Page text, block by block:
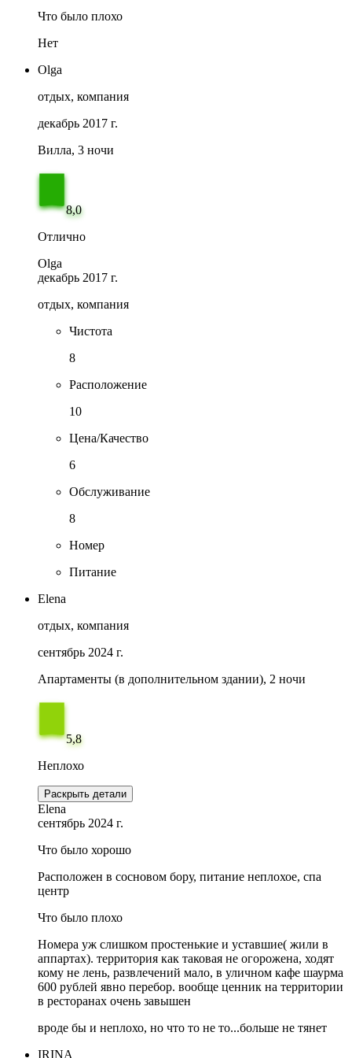
Что было плохо
Нет
Olga
отдых, компания
декабрь 2017 г.
Вилла, 3 ночи
8,0
Отлично
Olga
декабрь 2017 г.
отдых, компания
Чистота
8
Расположение
10
Цена/Качество
6
Обслуживание
8
Номер
Питание
Elena
отдых, компания
сентябрь 2024 г.
Апартаменты (в дополнительном здании), 2 ночи
5,8
Неплохо
Раскрыть детали
Elena
сентябрь 2024 г.
Что было хорошо
Расположен в сосновом бору, питание неплохое, спа
центр
Что было плохо
Номера уж слишком простенькие и уставшие( жили в
аппартах). территория как таковая не огорожена, ходят
кому не лень, развлечений мало, в уличном кафе шаурма
600 рублей явно перебор. вообще ценник на территории
в ресторанах очень завышен
вроде бы и неплохо, но что то не то...больше не тянет
IRINA